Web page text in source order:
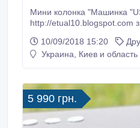
Мини колонка "Машинка
http://etual10.blogspot.com
Портативная стерео
отличается стильным и
приемник.
10/09/2018 15:20
Украина, Киев и область
5 990 грн.